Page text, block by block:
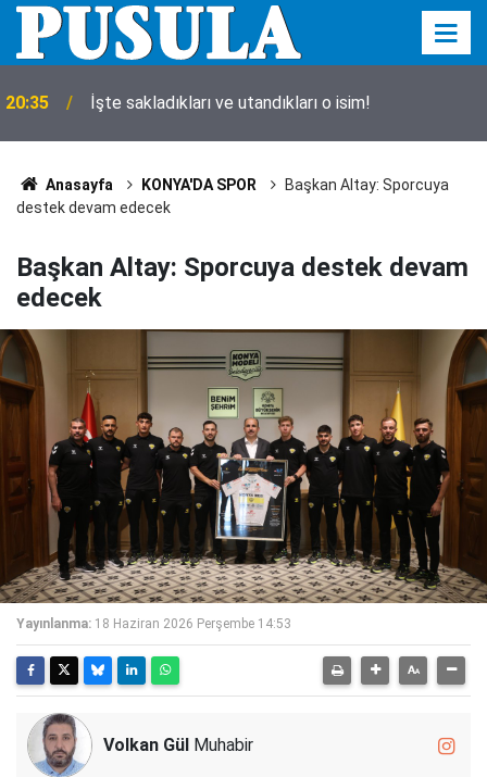
20:35 İşte sakladıkları ve utandıkları o isim!
Anasayfa KONYA'DA SPOR
Başkan Altay: Sporcuya
destek devam edecek
Başkan Altay: Sporcuya destek devam
edecek
Yayınlanma: 18 Haziran 2026 Perşembe 14:53
Volkan Gül Muhabir